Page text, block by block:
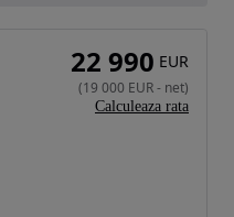
22 990 EUR
(19 000 EUR- net)
Calculeaza rata